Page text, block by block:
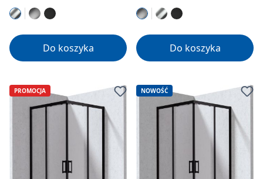
Do koszyka Do koszyka
PROMOCJA NOWOŚĆ